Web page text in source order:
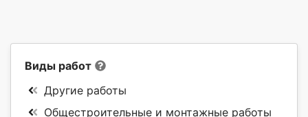
Виды работ
Другие работы
Общестроительные и монтажные работы